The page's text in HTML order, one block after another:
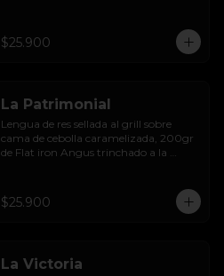
tinta de sepias; calugas de reineta frita
rebozadas en batido de la casa, con
$25.900
La Patrimonial
Lengua de res sellada al grill sobre
cama de cebolla caramelizada, 200gr
de Flat iron Angus trinchado a la
queso en pan de la casa, acompañado
con sopaipillas sureñas y mayo casera.
$25.900
La Victoria